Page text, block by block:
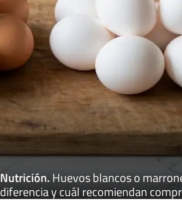
Nutrición.Huevos blancos o
diferencia y cuál recomiendan